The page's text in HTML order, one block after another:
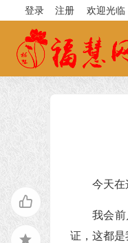
欢迎光临
登录 注册
今天在
我会
证，这都是